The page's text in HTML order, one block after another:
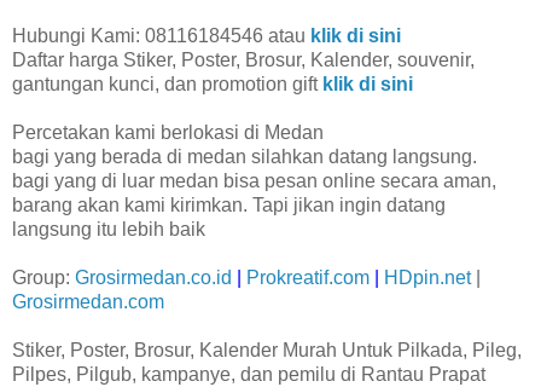
Hubungi Kami: 08116184546 atau klik di sini
Daftar harga Stiker, Poster, Brosur, Kalender, souvenir,
gantungan kunci, dan promotion gift klik di sini
Percetakan kami berlokasi di Medan
bagi yang berada di medan silahkan datang langsung.
bagi yang di luar medan bisa pesan online secara aman,
barang akan kami kirimkan. Tapi jikan ingin datang
langsung itu lebih baik
Group: Grosirmedan.co.id Prokreatif.com HDpin.net|
Grosirmedan.com
Stiker, Poster, Brosur, Kalender Murah Untuk Pilkada, Pileg,
Pilpes, Pilgub, kampanye, dan pemilu di Rantau Prapat